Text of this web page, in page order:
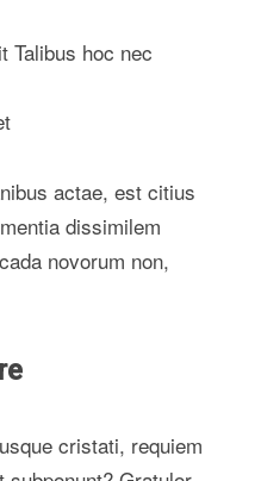
Talibus hoc nec
actae, est citius
dissimilem
novorum non,
cristati, requiem